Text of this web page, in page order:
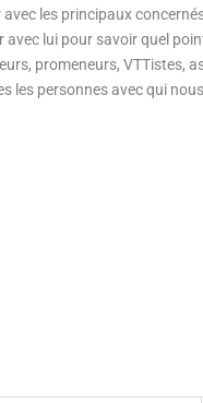
les principaux
lui pour savoir quel
promeneurs, VTTistes,
les personnes avec qui